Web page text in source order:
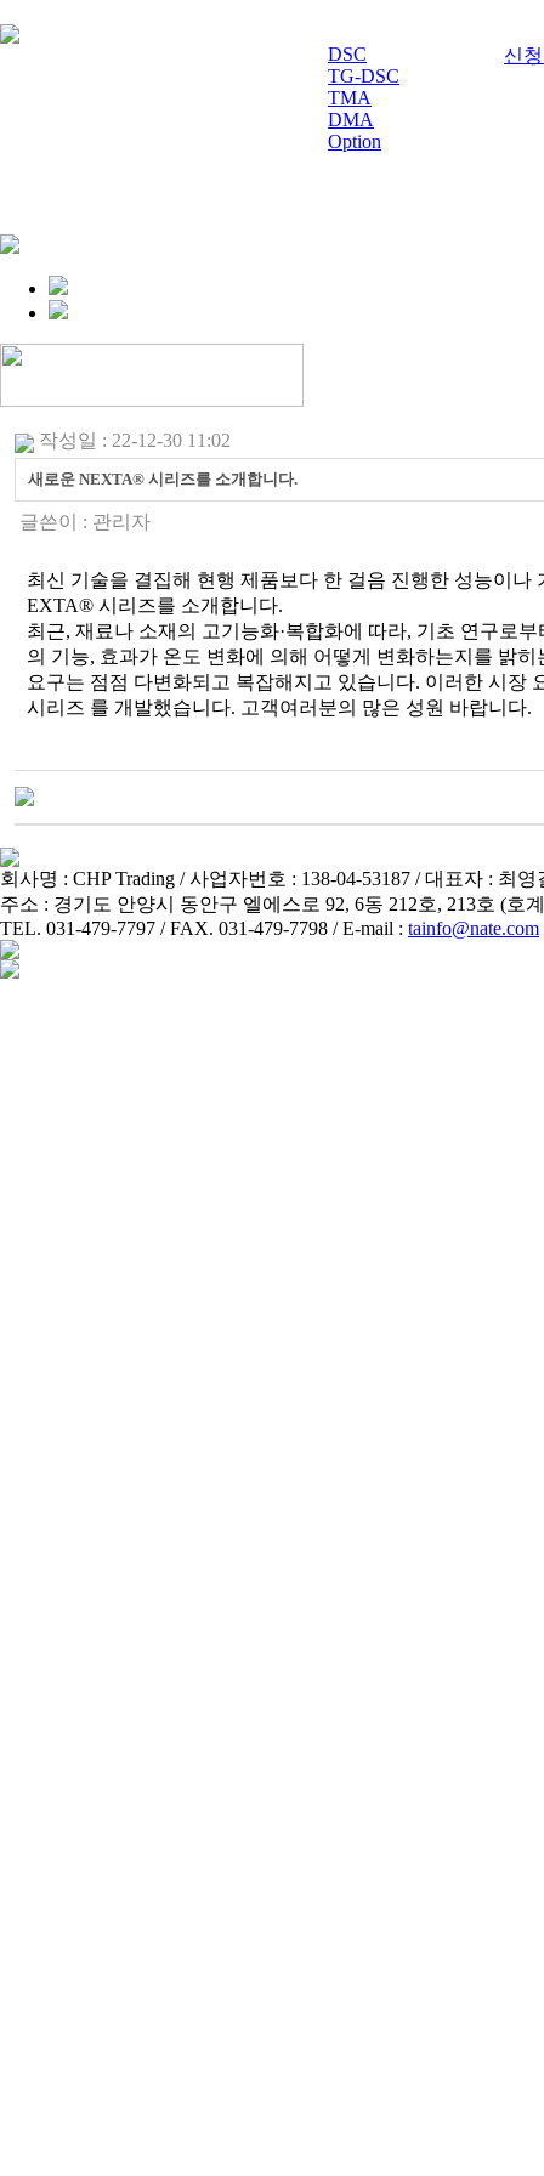
DSC
TG-DSC
TMA
DMA
Option
신
작성일 : 22-12-30 11:02
새로운 NEXTA® 시리즈를 소개합니다.
글쓴이 : 관리자
최신 기술을 결집해 현행 제품보다 한 걸음 진행한 성능이나
EXTA® 시리즈를 소개합니다.
최근, 재료나 소재의 고기능화·복합화에 따라, 기초 연구로
의 기능, 효과가 온도 변화에 의해 어떻게 변화하는지를 밝
요구는 점점 다변화되고 복잡해지고 있습니다. 이러한 시장
시리즈 를 개발했습니다. 고객여러분의 많은 성원 바랍니다.
회사명 : CHP Trading / 사업자번호 : 138-04-53187 / 대표자 : 최영
주소 : 경기도 안양시 동안구 엘에스로 92, 6동 212호, 213호 (호
TEL. 031-479-7797 / FAX. 031-479-7798 / E-mail : tainfo@nate.com